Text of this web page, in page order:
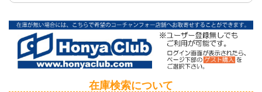
在庫検索について